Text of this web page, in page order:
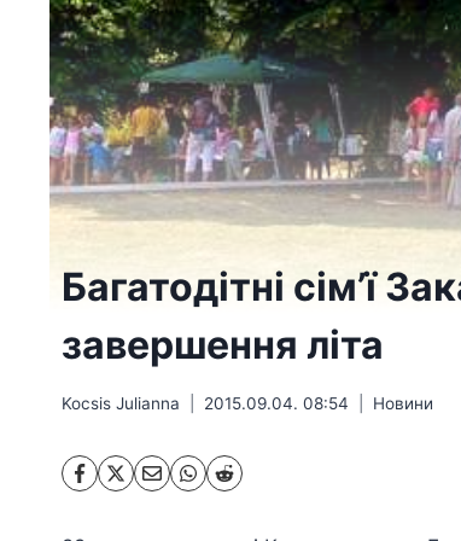
Багатодітні сім’ї
завершення літа
Kocsis Julianna 2015.09.04. 08:54 Hовини